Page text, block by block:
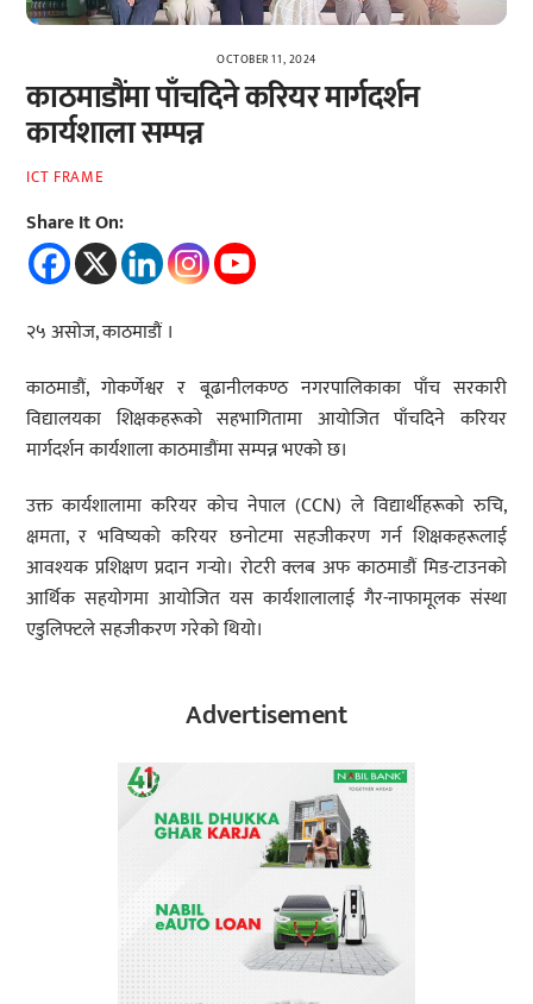
OCTOBER 11, 2024
काठमाडौंमा पाँचदिने करियर मार्गदर्शन
कार्यशाला सम्पन्न
ICT FRAME
Share It On:
२५ असोज, काठमाडौं ।
काठमाडौं, गोकर्णेश्वर र बूढानीलकण्ठ नगरपालिकाका पाँच सरकारी
विद्यालयका शिक्षकहरूको सहभागितामा आयोजित पाँचदिने करियर
मार्गदर्शन कार्यशाला काठमाडौंमा सम्पन्न भएको छ।
उक्त कार्यशालामा करियर कोच नेपाल (CCN) ले विद्यार्थीहरूको रुचि,
क्षमता, र भविष्यको करियर छनोटमा सहजीकरण गर्न शिक्षकहरूलाई
आवश्यक प्रशिक्षण प्रदान गर्‍यो। रोटरी क्लब अफ काठमाडौं मिड-टाउनको
आर्थिक सहयोगमा आयोजित यस कार्यशालालाई गैर-नाफामूलक संस्था
एडुलिफ्टले सहजीकरण गरेको थियो।
Advertisement